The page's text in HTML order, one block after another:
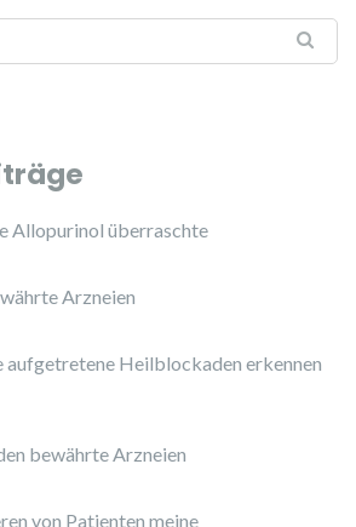
Allopurinol überraschte
Arzneien
Heilblockaden erkennen
bewährte Arzneien
von Patienten meine